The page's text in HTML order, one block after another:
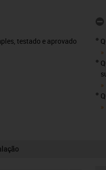
testado e aprovado